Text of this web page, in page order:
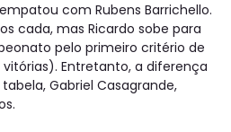
com Rubens Barrichello.
cada, mas Ricardo sobe para
pelo primeiro critério de
Entretanto, a diferença
Gabriel Casagrande,